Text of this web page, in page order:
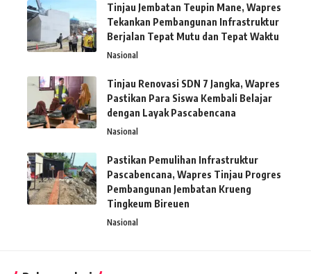
Tinjau Jembatan Teupin Mane, Wapres
Tekankan Pembangunan Infrastruktur
Berjalan Tepat Mutu dan Tepat Waktu
Nasional
Tinjau Renovasi SDN 7 Jangka, Wapres
Pastikan Para Siswa Kembali Belajar
dengan Layak Pascabencana
Nasional
Pastikan Pemulihan Infrastruktur
Pascabencana, Wapres Tinjau Progres
Pembangunan Jembatan Krueng
Tingkeum Bireuen
Nasional